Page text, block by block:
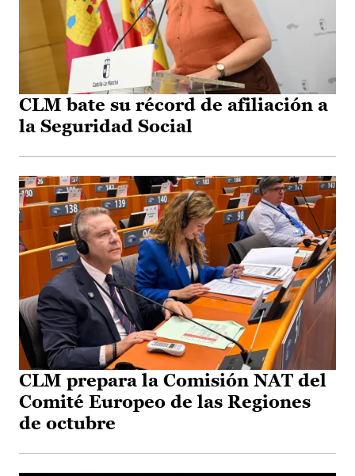
CLM bate su récord de afiliación a
la Seguridad Social
CLM prepara la Comisión NAT del
Comité Europeo de las Regiones
de octubre